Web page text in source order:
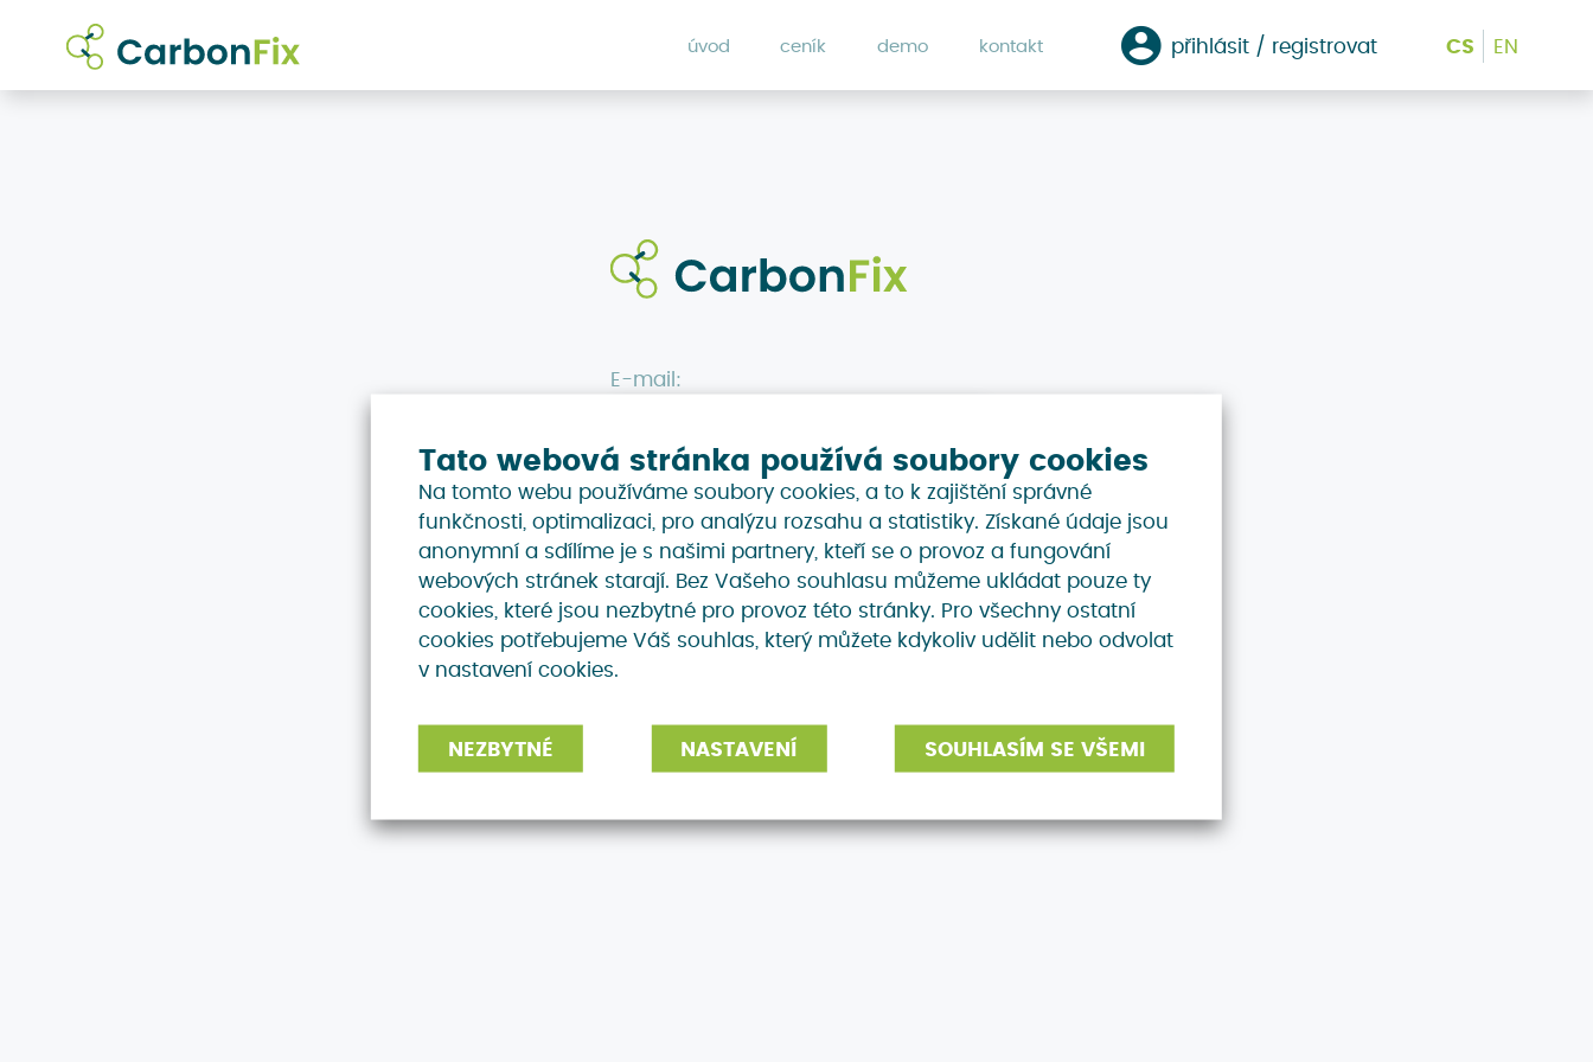
úvod ceník demo kontakt přihlásit / registrovat CS EN
E-mail:
Zpět
Tato webová stránka používá soubory cookies
Na tomto webu používáme soubory cookies, a to k zajištění správné
funkčnosti, optimalizaci, pro analýzu rozsahu a statistiky. Získané údaje jsou
anonymní a sdílíme je s našimi partnery, kteří se o provoz a fungování
webových stránek starají. Bez Vašeho souhlasu můžeme ukládat pouze ty
cookies, které jsou nezbytné pro provoz této stránky. Pro všechny ostatní
cookies potřebujeme Váš souhlas, který můžete kdykoliv udělit nebo odvolat
v nastavení cookies.
NEZBYTNÉ NASTAVENÍ SOUHLASÍM SE VŠEMI